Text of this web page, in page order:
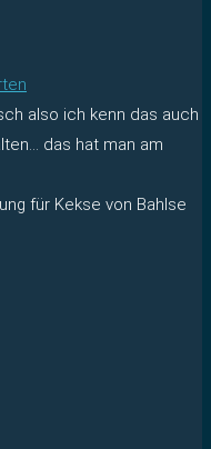
also ich kenn das auch
das hat man am
für Kekse von Bahlse